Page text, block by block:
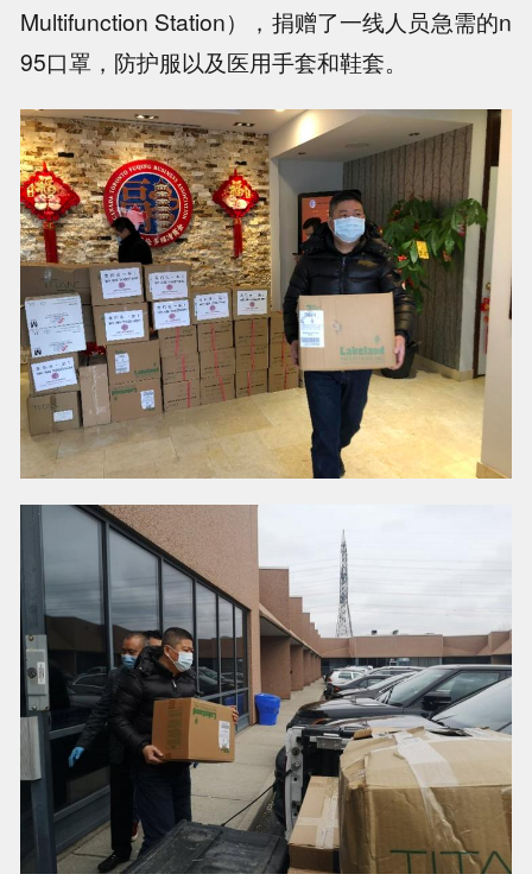
Multifunction Station），捐赠了一线人员急需的n
95口罩，防护服以及医用手套和鞋套。